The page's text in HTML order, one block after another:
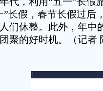
长假，春节长假过后
们休整。此外，年中
聚的好时机。（记者